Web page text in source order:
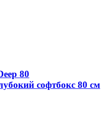
80
софтбокс 80 см